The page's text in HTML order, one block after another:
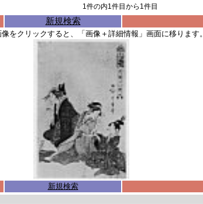
1件の内1件目から 1件目
新規検索
をクリックすると、「画像＋詳細情報」画面に移ります。
新規検索